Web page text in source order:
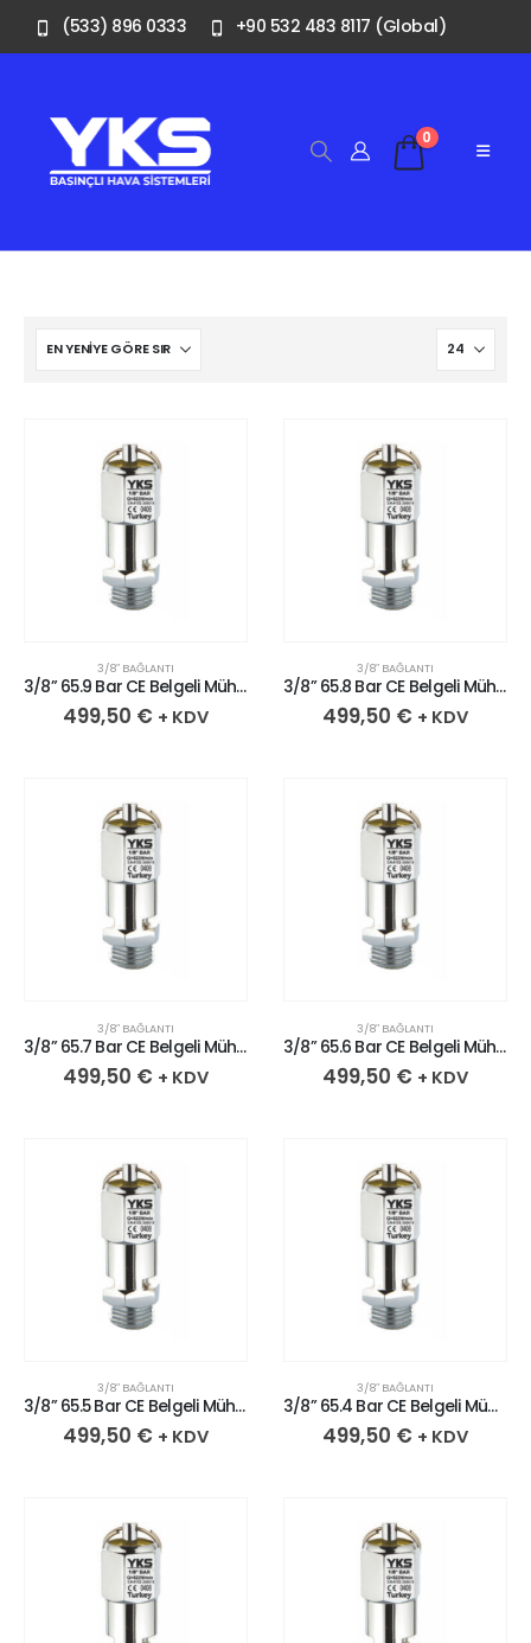
(533) 896 0333 +90 532 483 8117 (Global)
0
3/8″ BAĞLANTI
3/8” 65.9 Bar CE Belgeli Mühürlü Krom Kaplı Pirinç Emniyet Ventili
499,50 € + KDV
3/8″ BAĞLANTI
3/8” 65.8 Bar CE Belgeli Mühürlü Krom Kaplı Pirinç Emniyet Ventili
499,50 € + KDV
3/8″ BAĞLANTI
3/8” 65.7 Bar CE Belgeli Mühürlü Krom Kaplı Pirinç Emniyet Ventili
499,50 € + KDV
3/8″ BAĞLANTI
3/8” 65.6 Bar CE Belgeli Mühürlü Krom Kaplı Pirinç Emniyet Ventili
499,50 € + KDV
3/8″ BAĞLANTI
3/8” 65.5 Bar CE Belgeli Mühürlü Krom Kaplı Pirinç Emniyet Ventili
499,50 € + KDV
3/8″ BAĞLANTI
3/8” 65.4 Bar CE Belgeli Mühürlü Krom Kaplı Pirinç Emniyet Ventili
499,50 € + KDV